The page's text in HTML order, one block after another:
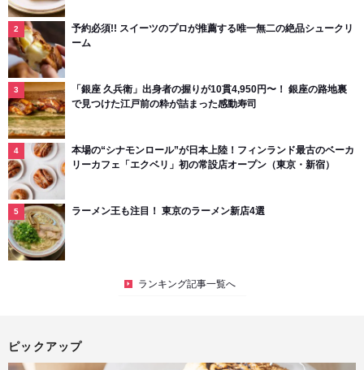
予約必須!! スイーツのプロが推薦する唯一無二の絶品シュークリ
ーム
「銀座 久兵衛」出身者の握りが10貫4,950円〜！ 銀座の路地裏
で見つけた江戸前の粋が詰まった感動寿司
本場の“シナモンロール”が日本上陸！フィンランド最古のベーカ
リーカフェ「エクベリ」初の常設店オープン（東京・新宿）
ラーメン王も注目！ 東京のラーメン新店4選
ランキング記事一覧へ
ピックアップ